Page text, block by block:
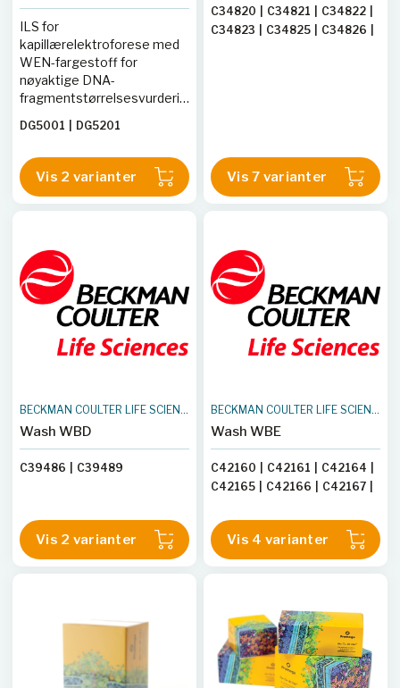
ILS for
kapillærelektroforese med
WEN-fargestoff for
nøyaktige DNA-
fragmentstørrelsesvurderinger
dataanalyse.
DG5001 DG5201
Vis 2 varianter
C34820 C34821 C34822
C34823
C34825 C34826
Vis 7 varianter
BECKMAN COULTER LIFE SCIENCES
Wash WBD
C39486 C39489
Vis 2 varianter
BECKMAN COULTER LIFE SCIENCES
Wash WBE
C42160 C42161 C42164
C42165
C42166 C42167
Vis 4 varianter